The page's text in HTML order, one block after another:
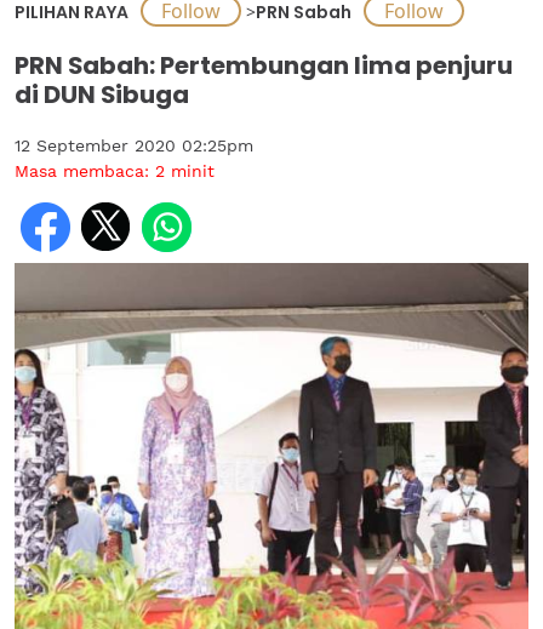
PILIHAN RAYA >PRN Sabah
PRN Sabah: Pertembungan lima penjuru
di DUN Sibuga
12 September 2020 02:25pm
Masa membaca: 2 minit